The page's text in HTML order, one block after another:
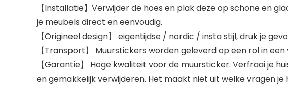
【Installatie】Verwijder de hoes en plak deze op schone en
je meubels direct en eenvoudig.
【Origineel design】 eigentijdse / nordic / insta stijl, druk je
【Transport】 Muurstickers worden geleverd op een rol in
【Garantie】 Hoge kwaliteit voor de muursticker. Verfraai je
en gemakkelijk verwijderen. Het maakt niet uit welke vragen